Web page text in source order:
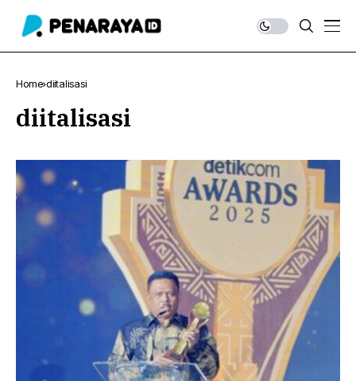
Home diitalisasi
diitalisasi